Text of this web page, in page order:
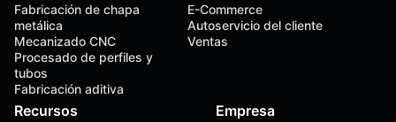
Fabricación de chapa
metálica
Mecanizado CNC
Procesado de perfiles y
tubos
Fabricación aditiva
E-Commerce
Autoservicio del cliente
Ventas
Recursos Empresa